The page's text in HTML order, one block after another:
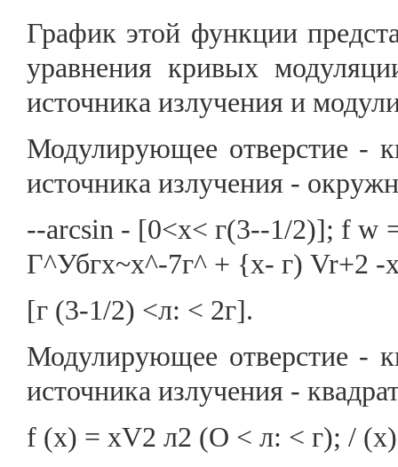
График этой функции
уравнения кривых
источника излучения и
Модулирующее отверстие -
источника излучения -
--arcsin - [0<х< г(3--1/2)]; f w
Г^Убгх~х^-7г^ + {х- г) Vr+2 -
[г (3-1/2) <л: < 2г].
Модулирующее отверстие -
источника излучения -
f (х) = xV2 л2 (О < л: < г); /